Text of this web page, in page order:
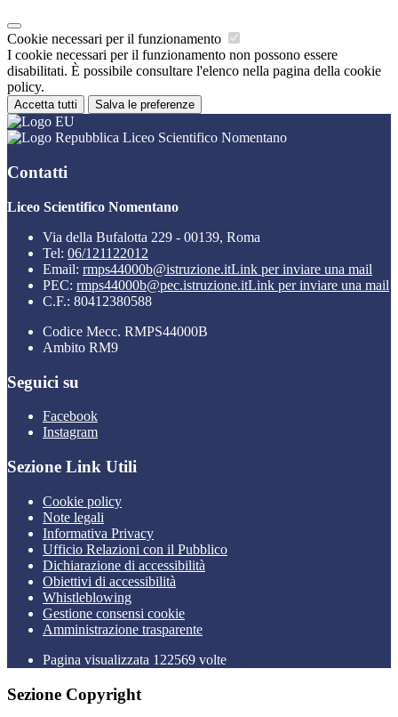
Cookie necessari per il funzionamento
I cookie necessari per il funzionamento non possono essere
disabilitati. È possibile consultare l'elenco nella pagina della cookie
policy.
Accetta tutti Salva le preferenze
Liceo Scientifico Nomentano
Contatti
Liceo Scientifico Nomentano
Via della Bufalotta 229 - 00139, Roma
Tel: 06/121122012
Email: rmps44000b@istruzione.itLink per inviare una mail
PEC: rmps44000b@pec.istruzione.itLink per inviare una mail
C.F.: 80412380588
Codice Mecc. RMPS44000B
Ambito RM9
Seguici su
Facebook
Instagram
Sezione Link Utili
Cookie policy
Note legali
Informativa Privacy
Ufficio Relazioni con il Pubblico
Dichiarazione di accessibilità
Obiettivi di accessibilità
Whistleblowing
Gestione consensi cookie
Amministrazione trasparente
Pagina visualizzata 122569 volte
Sezione Copyright